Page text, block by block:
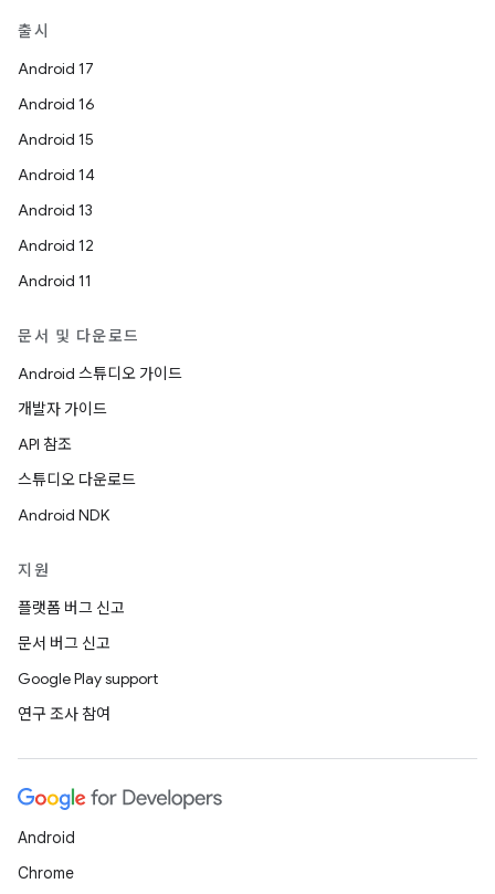
출시
Android 17
Android 16
Android 15
Android 14
Android 13
Android 12
Android 11
문서 및 다운로드
Android 스튜디오 가이드
개발자 가이드
API 참조
스튜디오 다운로드
Android NDK
지원
플랫폼 버그 신고
문서 버그 신고
Google Play support
연구 조사 참여
Android
Chrome